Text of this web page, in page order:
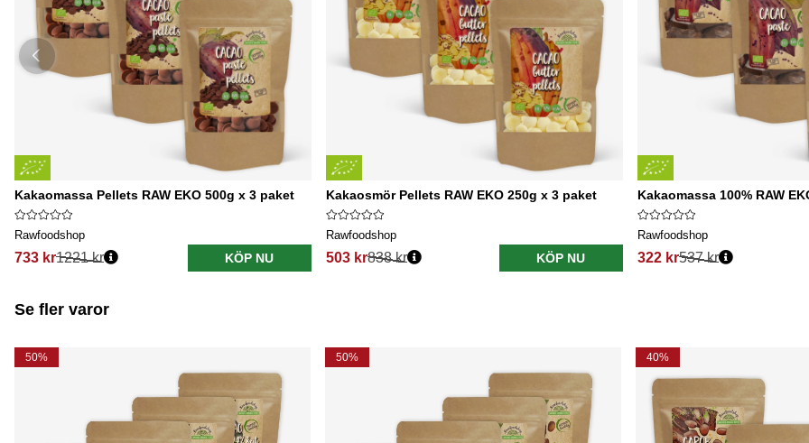
Kakaomassa Pellets RAW EKO 500g x 3 paket
Rawfoodshop
733 kr1221 kr KÖP NU
Kakaosmör Pellets RAW EKO 250g x 3 paket
Rawfoodshop
503 kr838 kr KÖP NU
Kakaomassa 100% RAW
Rawfoodshop
322 kr537 kr
Se fler varor
50% 50% 40%